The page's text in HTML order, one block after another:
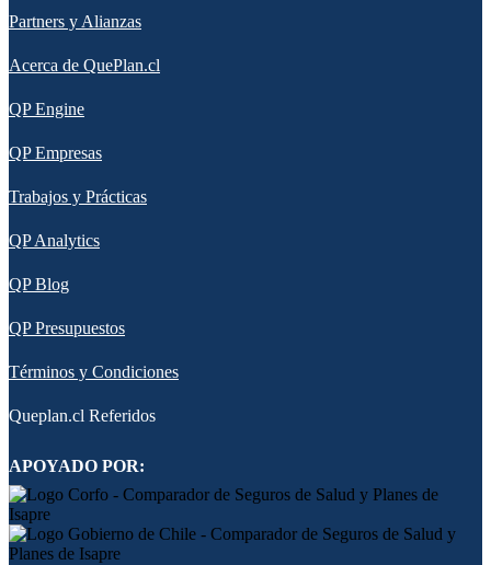
Partners y Alianzas
Acerca de QuePlan.cl
QP Engine
QP Empresas
Trabajos y Prácticas
QP Analytics
QP Blog
QP Presupuestos
Términos y Condiciones
Queplan.cl Referidos
APOYADO POR: